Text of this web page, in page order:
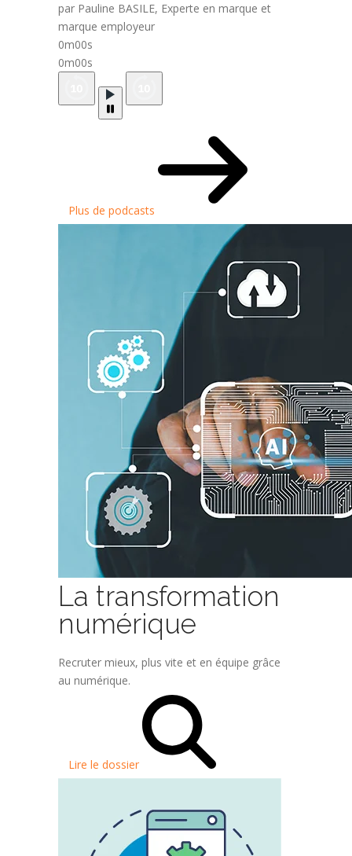
par Pauline BASILE, Experte en marque et
marque employeur
0m00s
0m00s
Plus de podcasts
La transformation
numérique
Recruter mieux, plus vite et en équipe grâce
au numérique.
Lire le dossier